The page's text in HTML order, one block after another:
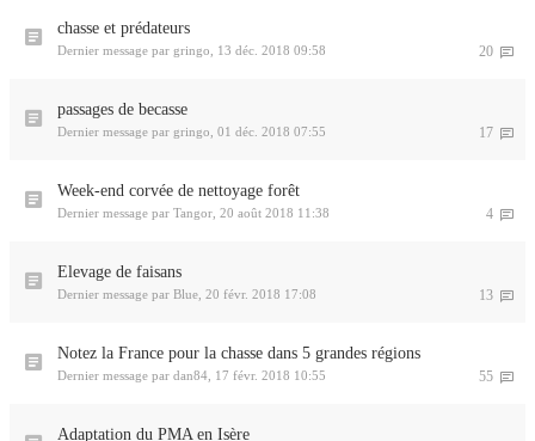
chasse et prédateurs
20
Dernier message par gringo 13 déc. 2018 09:58
passages de becasse
17
Dernier message par gringo 01 déc. 2018 07:55
Week-end corvée de nettoyage forêt
4
Dernier message par Tangor 20 août 2018 11:38
Elevage de faisans
13
Dernier message par Blue 20 févr. 2018 17:08
Notez la France pour la chasse dans 5 grandes régions
55
Dernier message par dan84 17 févr. 2018 10:55
Adaptation du PMA en Isère